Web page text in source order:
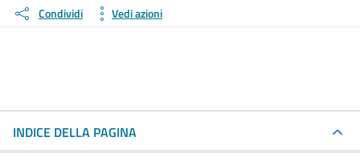
Condividi Vedi azioni
INDICE DELLA PAGINA